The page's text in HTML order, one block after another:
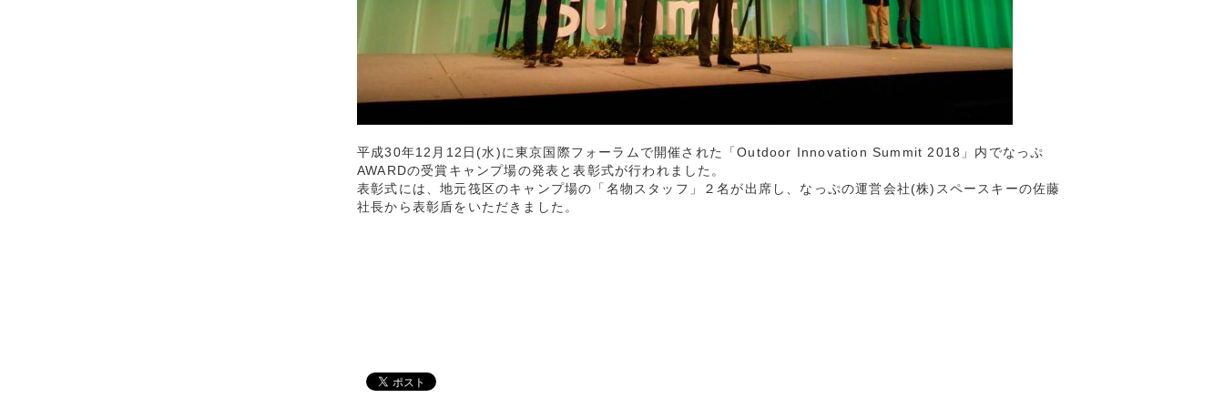
平成30年12月12日(水)に東京国際フォーラムで開催された「Outdoor Innovation Summit 2018」内でなっぷ
AWARDの受賞キャンプ場の発表と表彰式が行われました。
表彰式には、地元筏区のキャンプ場の「名物スタッフ」２名が出席し、なっぷの運営会社(株)スペースキーの佐藤
社長から表彰盾をいただきました。